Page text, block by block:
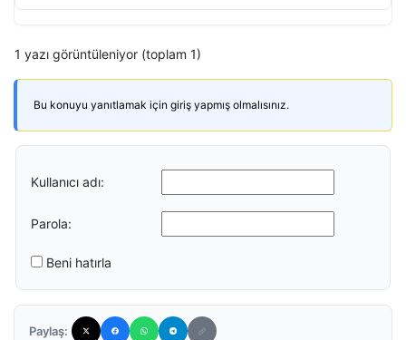
1 yazı görüntüleniyor (toplam 1)
Bu konuyu yanıtlamak için giriş yapmış olmalısınız.
Kullanıcı adı:
Parola:
Beni hatırla
Paylaş: